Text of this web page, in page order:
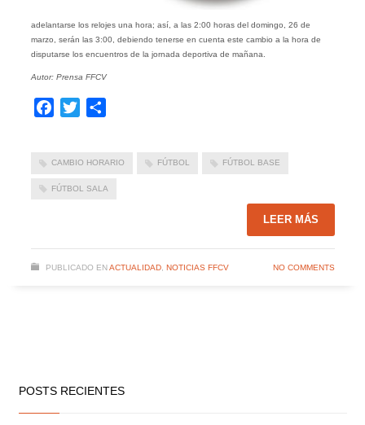
adelantarse los relojes una hora; así, a las 2:00 horas del domingo, 26 de
marzo, serán las 3:00, debiendo tenerse en cuenta este cambio a la hora de
disputarse los encuentros de la jornada deportiva de mañana.
Autor: Prensa FFCV
Facebook
Twitter
CAMBIO HORARIO FÚTBOL FÚTBOL BASE
FÚTBOL SALA
LEER MÁS
PUBLICADO EN ACTUALIDAD, NOTICIAS FFCV NO COMMENTS
POSTS RECIENTES